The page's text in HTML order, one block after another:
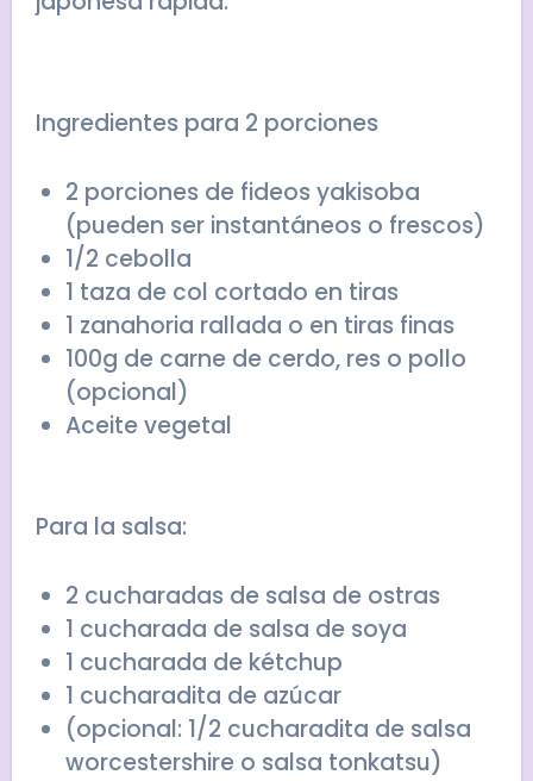
Ingredientes para 2 porciones
2 porciones de fideos yakisoba
(pueden ser instantáneos o frescos)
1/2 cebolla
1 taza de col cortado en tiras
1 zanahoria rallada o en tiras finas
100g de carne de cerdo, res o pollo
(opcional)
Aceite vegetal
Para la salsa:
2 cucharadas de salsa de ostras
1 cucharada de salsa de soya
1 cucharada de kétchup
1 cucharadita de azúcar
(opcional: 1/2 cucharadita de salsa
worcestershire o salsa tonkatsu)